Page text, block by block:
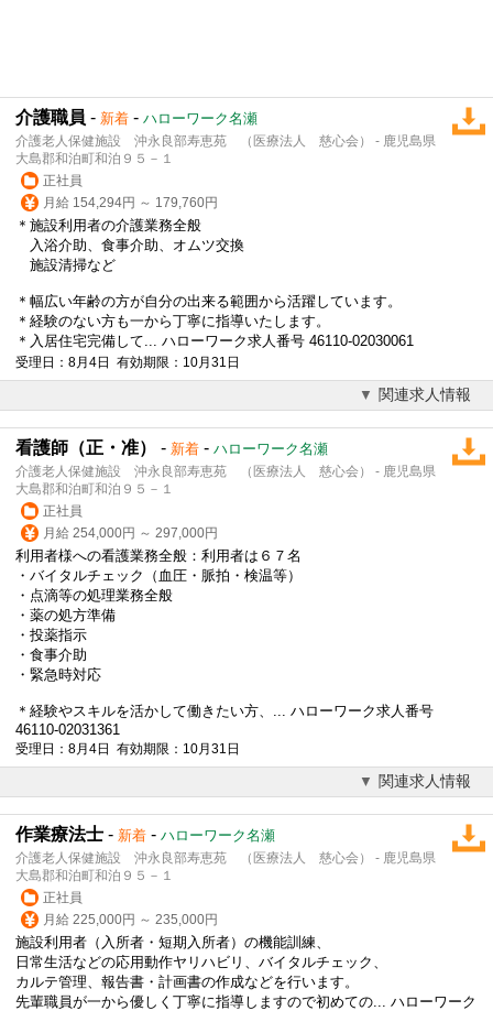
介護職員 - 新着 - ハローワーク名瀬
介護老人保健施設 沖永良部寿恵苑 （医療法人 慈心会） - 鹿児島県
大島郡和泊町和泊９５－１
正社員
月給 154,294円 ～ 179,760円
＊施設利用者の介護業務全般
入浴介助、食事介助、オムツ交換
施設清掃など
＊幅広い年齢の方が自分の出来る範囲から活躍しています。
＊経験のない方も一から丁寧に指導いたします。
＊入居住宅完備して... ハローワーク求人番号 46110-02030061
受理日：8月4日 有効期限：10月31日
関連求人情報
看護師（正・准） - 新着 - ハローワーク名瀬
介護老人保健施設 沖永良部寿恵苑 （医療法人 慈心会） - 鹿児島県
大島郡和泊町和泊９５－１
正社員
月給 254,000円 ～ 297,000円
利用者様への看護業務全般：利用者は６７名
・バイタルチェック（血圧・脈拍・検温等）
・点滴等の処理業務全般
・薬の処方準備
・投薬指示
・食事介助
・緊急時対応
＊経験やスキルを活かして働きたい方、... ハローワーク求人番号
46110-02031361
受理日：8月4日 有効期限：10月31日
関連求人情報
作業療法士 - 新着 - ハローワーク名瀬
介護老人保健施設 沖永良部寿恵苑 （医療法人 慈心会） - 鹿児島県
大島郡和泊町和泊９５－１
正社員
月給 225,000円 ～ 235,000円
施設利用者（入所者・短期入所者）の機能訓練、
日常生活などの応用動作ヤリハビリ、バイタルチェック、
カルテ管理、報告書・計画書の作成などを行います。
先輩職員が一から優しく丁寧に指導しますので初めての... ハローワーク